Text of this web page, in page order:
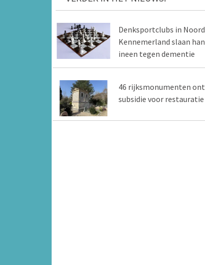
Denksportclubs in
Kennemerland slaan
ineen tegen dementie
46 rijksmonumenten
subsidie voor restauratie